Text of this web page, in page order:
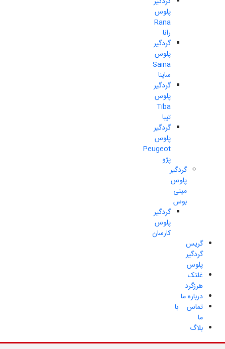
پلوس
Rana
رانا
گردگیر
پلوس
Saina
ساینا
گردگیر
پلوس
Tiba
تیبا
گردگیر
پلوس
Peugeot
پژو
گردگیر
پلوس
مینی
بوس
گردگیر
پلوس
کارسان
گریس
گردگیر
پلوس
غلتک
هرزگرد
درباره ما
تماس با
ما
بلاگ